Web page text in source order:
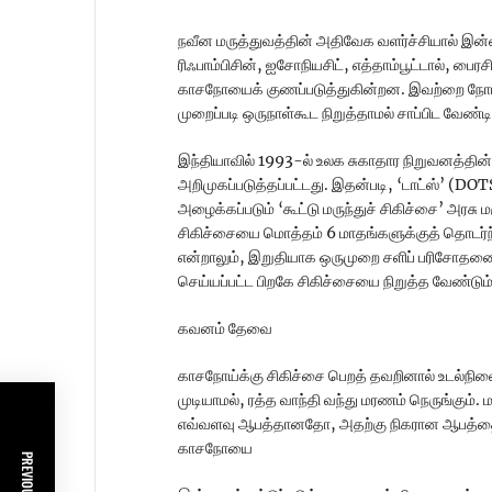
நவீன மருத்துவத்தின் அதிவேக வளர்ச்சியால்
ரிஃபாம்பிசின், ஐசோநியசிட், எத்தாம்பூட்டால்,
காசநோயைக் குணப்படுத்துகின்றன. இவற்றை
முறைப்படி ஒருநாள்கூட நிறுத்தாமல் சாப்பிட
இந்தியாவில் 1993-ல் உலக சுகாதார
அறிமுகப்படுத்தப்பட்டது. இதன்படி, ‘டாட்ஸ்’
அழைக்கப்படும் ‘கூட்டு மருந்துச் சிகிச்சை’
சிகிச்சையை மொத்தம் 6 மாதங்களுக்குத்
என்றாலும், இறுதியாக ஒருமுறை சளிப்
செய்யப்பட்ட பிறகே சிகிச்சையை நிறுத்த
கவனம் தேவை
காசநோய்க்கு சிகிச்சை பெறத் தவறினால் உடல்நிலை
முடியாமல், ரத்த வாந்தி வந்து மரணம் நெருங்கும்.
எவ்வளவு ஆபத்தானதோ, அதற்கு நிகரான ஆபத்தை
காசநோயை